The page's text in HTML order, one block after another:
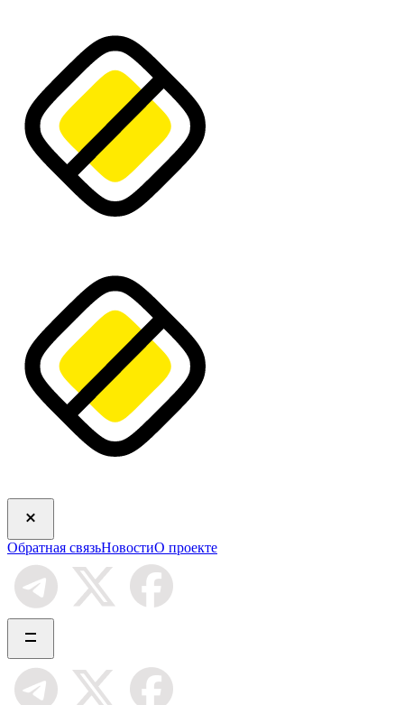
Обратная связьНовостиО проекте